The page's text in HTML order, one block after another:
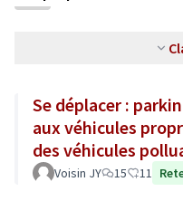
Se déplacer :
aux véhicules
des véhicules
Voisin JY 15 11